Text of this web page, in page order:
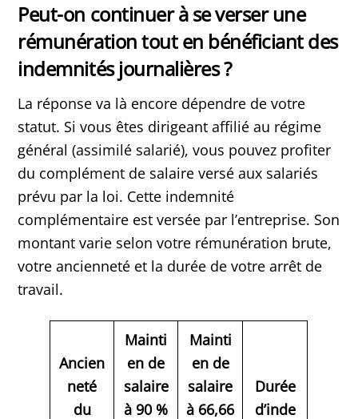
Peut-on continuer à se verser une
rémunération tout en bénéficiant des
indemnités journalières ?
La réponse va là encore dépendre de votre
statut. Si vous êtes dirigeant affilié au régime
général (assimilé salarié), vous pouvez profiter
du complément de salaire versé aux salariés
prévu par la loi. Cette indemnité
complémentaire est versée par l’entreprise. Son
montant varie selon votre rémunération brute,
votre ancienneté et la durée de votre arrêt de
travail.
Ancien
neté
du
Mainti
en de
salaire
à 90 %
Mainti
en de
salaire
à 66,66
Durée
d’inde